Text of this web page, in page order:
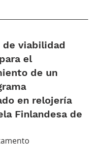
de viabilidad
el
de un
en relojería
Finlandesa de